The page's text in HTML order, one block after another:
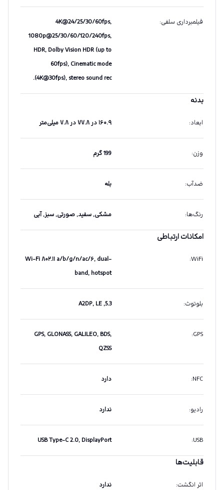
فیلمبرداری سلفی:
4K@24/25/30/60fps,
1080p@25/30/60/120/240fps,
HDR, Dolby Vision HDR (up to
60fps), Cinematic mode
(4K@30fps), stereo sound rec.
بدنه
ابعاد: ۱۶۰.۹ در ۷۷.۸ در ۷.۸ میلی‌متر
وزن: 199 گرم
ضدآب: بله
رنگ‌ها: مشكی, سفيد, صورتی, سبز, آبی
امکانات ارتباطی
WiFi
:
Wi-Fi ۸۰۲.۱۱ a/b/g/n/ac/۶, dual-
band, hotspot
بلوتوث:
5.3, A2DP, LE
GPS
:
GPS, GLONASS, GALILEO, BDS,
QZSS
NFC
: دارد
رادیو: ندارد
USB
:
USB Type-C 2.0, DisplayPort
قابلیت‌ها
اثر انگشت: ندارد